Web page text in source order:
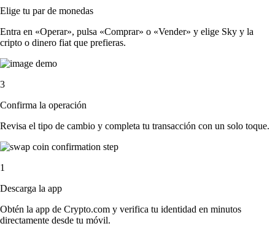
Elige tu par de monedas
Entra en «Operar», pulsa «Comprar» o «Vender» y elige Sky y la
cripto o dinero fiat que prefieras.
3
Confirma la operación
Revisa el tipo de cambio y completa tu transacción con un solo toque.
1
Descarga la app
Obtén la app de Crypto.com y verifica tu identidad en minutos
directamente desde tu móvil.